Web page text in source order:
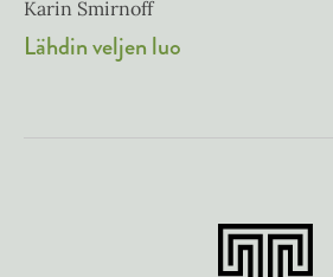
Karin Smirnoff
Lähdin veljen luo